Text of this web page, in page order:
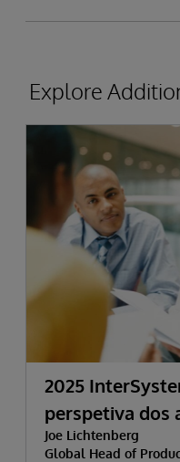
Explore
2025
perspetiva dos
Joe Lichtenberg
Global Head of